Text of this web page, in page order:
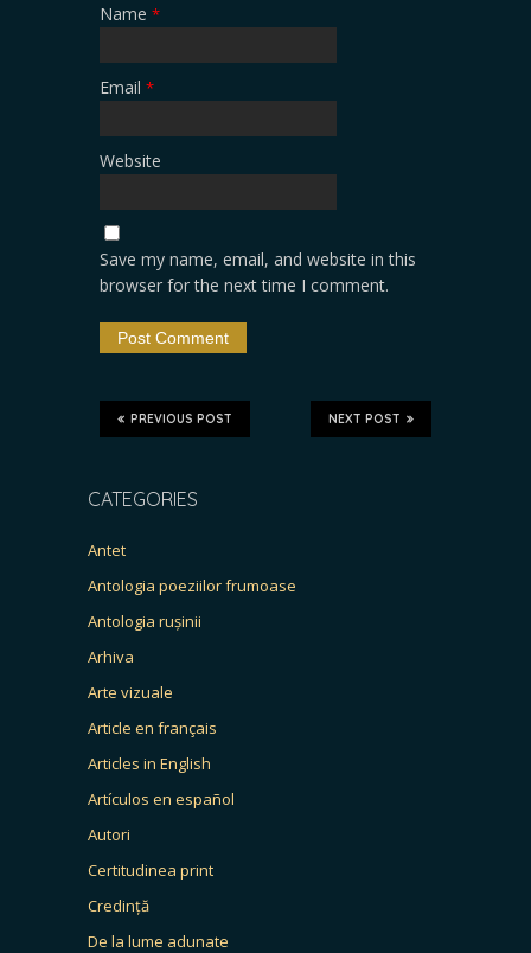
Name *
Email *
Website
Save my name, email, and website in this
browser for the next time I comment.
NEXT POST
PREVIOUS POST
CATEGORIES
Antet
Antologia poeziilor frumoase
Antologia rușinii
Arhiva
Arte vizuale
Article en français
Articles in English
Artículos en español
Autori
Certitudinea print
Credință
De la lume adunate